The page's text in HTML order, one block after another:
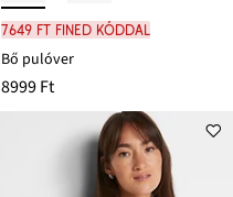
7649 Ft FINED kóddal
Bő pulóver
8999 Ft